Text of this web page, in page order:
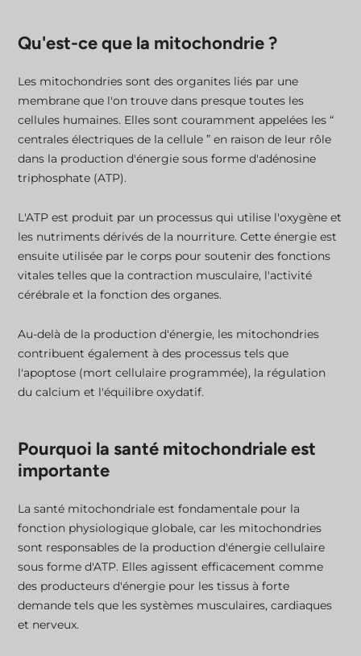
Qu'est-ce que la mitochondrie ?
Les mitochondries sont des organites liés par une
membrane que l'on trouve dans presque toutes les
cellules humaines. Elles sont couramment appelées les “
centrales électriques de la cellule ” en raison de leur rôle
dans la production d'énergie sous forme d'adénosine
triphosphate (ATP).
L'ATP est produit par un processus qui utilise l'oxygène et
les nutriments dérivés de la nourriture. Cette énergie est
ensuite utilisée par le corps pour soutenir des fonctions
vitales telles que la contraction musculaire, l'activité
cérébrale et la fonction des organes.
Au-delà de la production d'énergie, les mitochondries
contribuent également à des processus tels que
l'apoptose (mort cellulaire programmée), la régulation
du calcium et l'équilibre oxydatif.
Pourquoi la santé mitochondriale est
importante
La santé mitochondriale est fondamentale pour la
fonction physiologique globale, car les mitochondries
sont responsables de la production d'énergie cellulaire
sous forme d'ATP. Elles agissent efficacement comme
des producteurs d'énergie pour les tissus à forte
demande tels que les systèmes musculaires, cardiaques
et nerveux.